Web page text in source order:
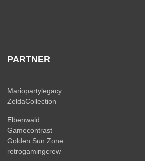
PARTNER
Mariopartylegacy
ZeldaCollection
Elbenwald
Gamecontrast
Golden Sun Zone
retrogamingcrew